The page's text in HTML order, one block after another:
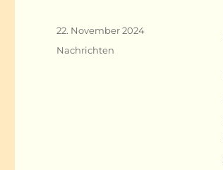
Veröffentlicht
22. November 2024
Kategorien
Nachrichten